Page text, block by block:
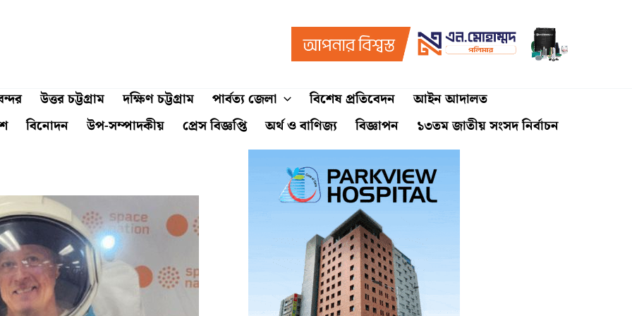
উত্তর চট্টগ্রাম দক্ষিণ চট্টগ্রাম পার্বত্য জেলা বিশেষ প্রতিবেদন
আইন আদালত
বিনোদন উপ-সম্পাদকীয় প্রেস বিজ্ঞপ্তি অর্থ ও বাণিজ্য বিজ্ঞাপন ১৩তম জাতীয় সংসদ নির্বাচন